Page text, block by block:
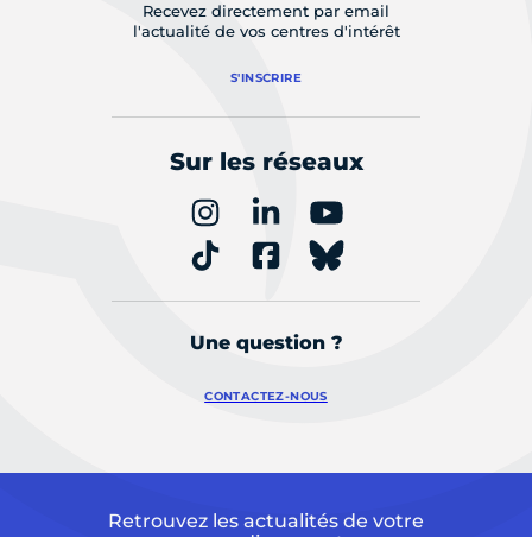
Recevez directement par email
l'actualité de vos centres d'intérêt
S'INSCRIRE
Sur les réseaux
Une question ?
CONTACTEZ-NOUS
Retrouvez les actualités de votre